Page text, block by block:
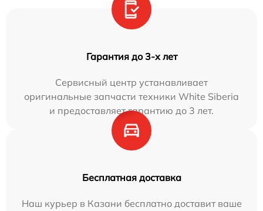
Гарантия до 3-х лет
Сервисный центр устанавливает
оригинальные запчасти техники White Siberia
и предоставляет гарантию до 3 лет.
Бесплатная доставка
Наш курьер в Казани бесплатно доставит ваше